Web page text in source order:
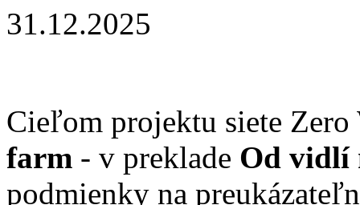
31.12.2025
Cieľom projektu siete Zero
farm - v preklade Od
podmienky na